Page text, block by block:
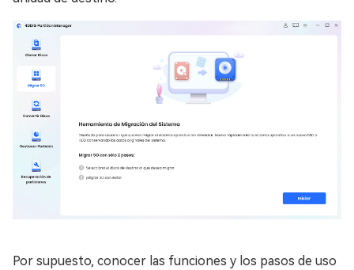
Por supuesto, conocer las funciones y los pasos de uso